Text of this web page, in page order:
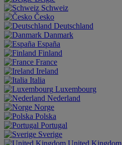
Schweiz
Česko
Deutschland
Danmark
España
Finland
France
Ireland
Italia
Luxembourg
Nederland
Norge
Polska
Portugal
Sverige
United Kingdom